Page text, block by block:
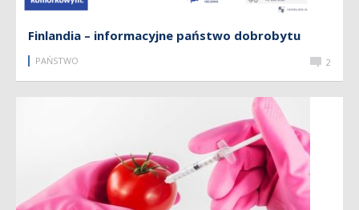
Finlandia – informacyjne państwo dobrobytu
PAŃSTWO 2